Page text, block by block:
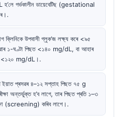
গৰ্ভকালীন ডায়েবেটিছ (gestational
ক্লিনিকে উপবাসী গ্লুক’জ লক্ষ্য কৰে <৯৫
১-ঘণ্টা পিছত <১৪০ mg/dL, বা আহাৰ
<১২০ mg/dL।.
ইয়াত প্ৰসৱৰ ৪–১২ সপ্তাহ পিছত ৭৫ g
অন্তৰ্ভুক্ত হ’ব লাগে, তাৰ পিছত প্ৰতি ১–৩
(screening) কৰিব লাগে।.